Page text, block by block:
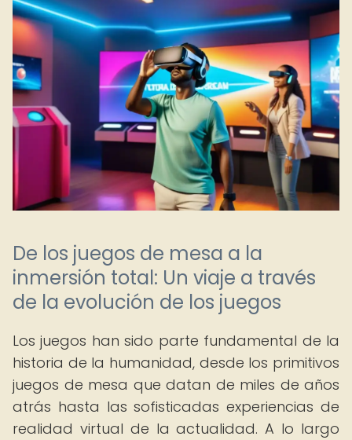
De los juegos de mesa a la
inmersión total: Un viaje a través
de la evolución de los juegos
Los juegos han sido parte fundamental de la
historia de la humanidad, desde los primitivos
juegos de mesa que datan de miles de años
atrás hasta las sofisticadas experiencias de
realidad virtual de la actualidad. A lo largo